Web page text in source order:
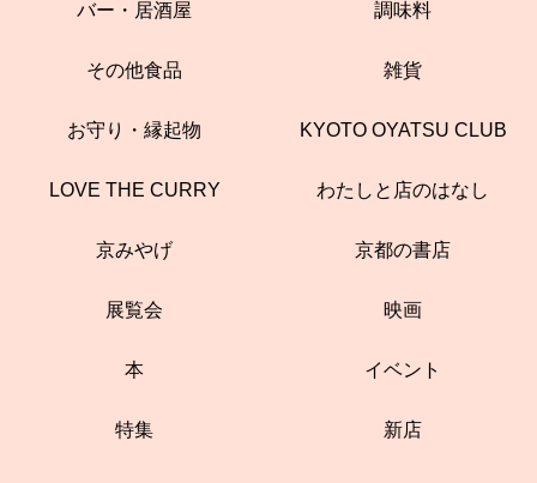
バー・居酒屋 調味料
その他食品 雑貨
お守り・縁起物 KYOTO OYATSU CLUB
LOVE THE CURRY わたしと店のはなし
京みやげ 京都の書店
展覧会 映画
本 イベント
特集 新店